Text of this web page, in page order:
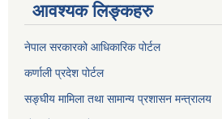
आवश्यक लिङ्कहरु
नेपाल सरकारको आधिकारिक पोर्टल
कर्णाली प्रदेश पोर्टल
सङ्घीय मामिला तथा सामान्य प्रशासन मन्त्रालय